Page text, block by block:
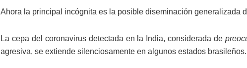
Ahora la principal incógnita es la posible diseminación generalizada
La cepa del coronavirus detectada en la India, considerada de
agresiva, se extiende silenciosamente en algunos estados brasileños.